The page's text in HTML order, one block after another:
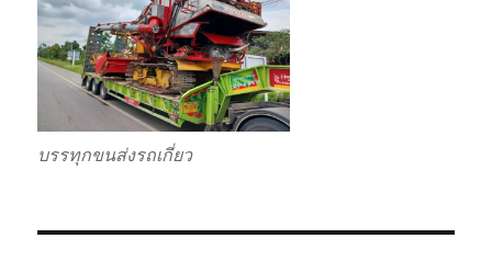
บรรทุกขนส่งรถเกี่ยว